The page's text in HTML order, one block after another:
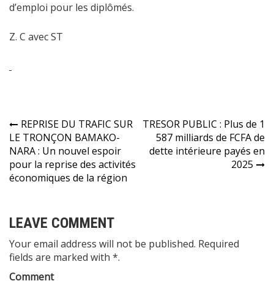
d’emploi pour les diplômés.
Z. C avec ST
Navigation
de
l’article
REPRISE DU TRAFIC SUR
LE TRONÇON BAMAKO-
NARA : Un nouvel espoir
pour la reprise des activités
économiques de la région
TRESOR PUBLIC : Plus de 1
587 milliards de FCFA de
dette intérieure payés en
2025
LEAVE COMMENT
Your email address will not be published. Required
fields are marked with *.
Comment